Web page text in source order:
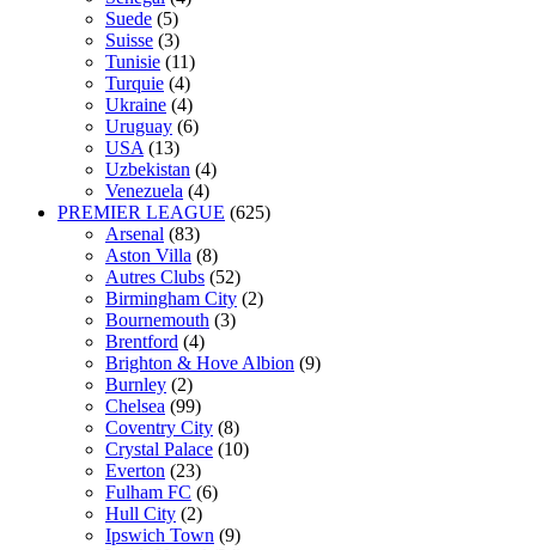
Suede (5)
Suisse (3)
Tunisie (11)
Turquie (4)
Ukraine (4)
Uruguay (6)
USA (13)
Uzbekistan (4)
Venezuela (4)
PREMIER LEAGUE (625)
Arsenal (83)
Aston Villa (8)
Autres Clubs (52)
Birmingham City (2)
Bournemouth (3)
Brentford (4)
Brighton & Hove Albion (9)
Burnley (2)
Chelsea (99)
Coventry City (8)
Crystal Palace (10)
Everton (23)
Fulham FC (6)
Hull City (2)
Ipswich Town (9)